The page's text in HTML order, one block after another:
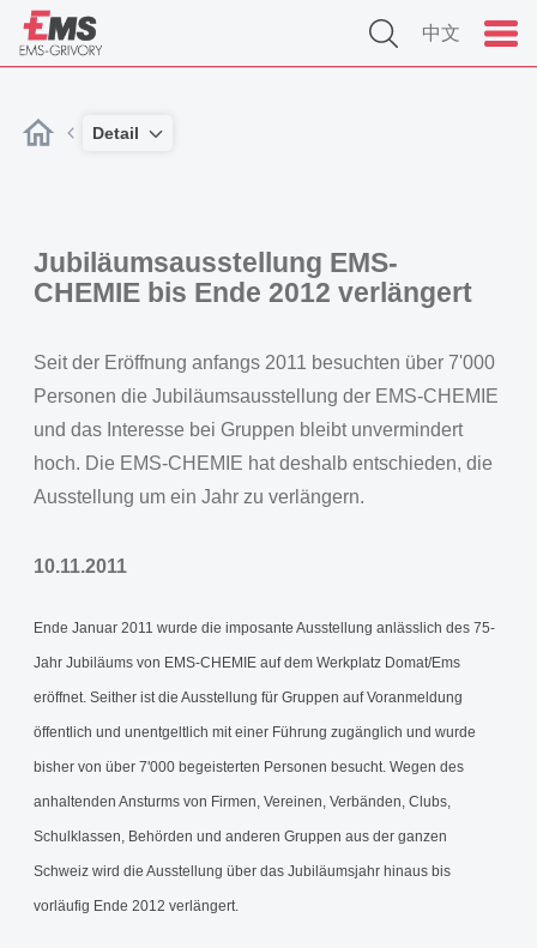
中文
Detail
Jubiläumsausstellung EMS-
CHEMIE bis Ende 2012 verlängert
Seit der Eröffnung anfangs 2011 besuchten über 7'000
Personen die Jubiläumsausstellung der EMS-CHEMIE
und das Interesse bei Gruppen bleibt unvermindert
hoch. Die EMS-CHEMIE hat deshalb entschieden, die
Ausstellung um ein Jahr zu verlängern.
10.11.2011
Ende Januar 2011 wurde die imposante Ausstellung anlässlich des 75-
Jahr Jubiläums von EMS-CHEMIE auf dem Werkplatz Domat/Ems
eröffnet. Seither ist die Ausstellung für Gruppen auf Voranmeldung
öffentlich und unentgeltlich mit einer Führung zugänglich und wurde
bisher von über 7'000 begeisterten Personen besucht. Wegen des
anhaltenden Ansturms von Firmen, Vereinen, Verbänden, Clubs,
Schulklassen, Behörden und anderen Gruppen aus der ganzen
Schweiz wird die Ausstellung über das Jubiläumsjahr hinaus bis
vorläufig Ende 2012 verlängert.